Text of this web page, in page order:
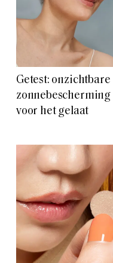
Getest: onzichtbare
zonnebescherming
voor het gelaat